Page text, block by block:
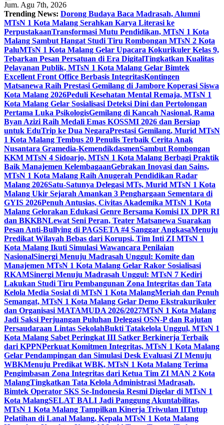
Jum. Agu 7th, 2026
Trending News: Dorong Budaya Baca Madrasah, Alumni
MTsN 1 Kota Malang Serahkan Karya Literasi ke
PerpustakaanTransformasi Mutu Pendidikan, MTsN 1 Kota
Malang Sambut Hangat Studi Tiru Rombongan MTsN 2 Kota
PaluMTsN 1 Kota Malang Gelar Upacara Kokurikuler Kelas 9,
Tebarkan Pesan Persatuan di Era DigitalTingkatkan Kualitas
Pelayanan Publik, MTsN 1 Kota Malang Gelar Bimtek
Excellent Front Office Berbasis IntegritasKontingen
Matsanewa Raih Prestasi Gemilang di Jambore Koperasi Siswa
Kota Malang 2026Peduli Kesehatan Mental Remaja, MTsN 1
Kota Malang Gelar Sosialisasi Deteksi Dini dan Pertolongan
Pertama Luka PsikologisGemilang di Kancah Nasional, Rama
Byan Azizi Raih Medali Emas KOSSMI 2026 dan Bersiap
untuk EduTrip ke Dua NegaraPrestasi Gemilang, Murid MTsN
1 Kota Malang Tembus 20 Penulis Terbaik Cerita Anak
Nusantara Gramedia-KemendikdasmenSambut Rombongan
KKM MTsN 4 Sidoarjo, MTsN 1 Kota Malang Berbagi Praktik
Baik Manajemen KelembagaanGebrakan Inovasi dan Sains,
MTsN 1 Kota Malang Raih Anugerah Pendidikan Radar
Malang 2026Satu-Satunya Delegasi MTs, Murid MTsN 1 Kota
Malang Ukir Sejarah Amankan 3 Penghargaan Sementara di
GYIS 2026Penuh Antusias, Civitas Akademika MTsN 1 Kota
Malang Gelorakan Edukasi Genre Bersama Komisi IX DPR RI
dan BKKBNLewat Seni Peran, Teater Matsanewa Suarakan
Pesan Anti-Bullying di PAGSETA #4 Sanggar AngkasaMenuju
Predikat Wilayah Bebas dari Korupsi, Tim Inti ZI MTsN 1
Kota Malang Ikuti Simulasi Wawancara Penilaian
NasionalSinergi Menuju Madrasah Unggul: Komite dan
Manajemen MTsN 1 Kota Malang Gelar Rakor Sosialisasi
RKAMSinergi Menuju Madrasah Unggul: MTsN 7 Kediri
Lakukan Studi Tiru Pembangunan Zona Integritas dan Tata
Kelola Media Sosial di MTsN 1 Kota MalangMeriah dan Penuh
Semangat, MTsN 1 Kota Malang Gelar Demo Ekstrakurikuler
dan Organisasi MATAMUDA 2026/2027MTsN 1 Kota Malang
Jadi Saksi Perjuangan Puluhan Delegasi OSN-P dan Rajutan
Persaudaraan Lintas SekolahBukti Tatakelola Unggul, MTsN 1
Kota Malang Sabet Peringkat III Satker Berkinerja Terbaik
dari KPPNPerkuat Komitmen Integritas, MTsN 1 Kota Malang
Gelar Pendampingan dan Simulasi Desk Evaluasi ZI Menuju
WBKMenuju Predikat WBK, MTsN 1 Kota Malang Terima
Pengimbasan Zona Integritas dari Ketua Tim ZI MAN 2 Kota
MalangTingkatkan Tata Kelola Administrasi Madrasah,
Bimtek Operator SKS Se-Indonesia Resmi Digelar di MTsN 1
Kota MalangSELAT BALI Jadi Panggung Akuntabilitas,
MTsN 1 Kota Malang Tampilkan Kinerja Triwulan IITutup
Pelatihan di Lanal Malang, Kepala MTsN 1 Kota Malang